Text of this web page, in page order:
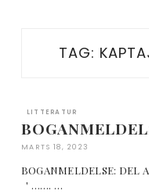
TAG:
LITTERATUR
MARTS 18, 2023
' ……. …